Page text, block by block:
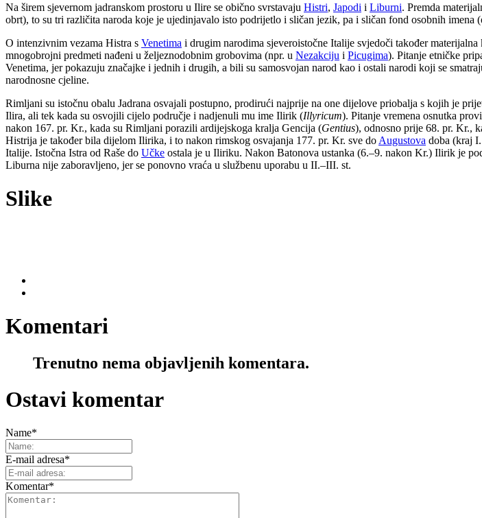
Na širem sjevernom jadranskom prostoru u Ilire se obično svrstavaju Histri, Japodi i Liburni. Premda
obrt), to su tri različita naroda koje je ujedinjavalo isto podrijetlo i sličan jezik, pa i sličan fond osobnih imena
O intenzivnim vezama Histra s Venetima i drugim narodima sjeveroistočne Italije svjedoči također materijalna
mnogobrojni predmeti nađeni u željeznodobnim grobovima (npr. u Nezakciju i Picugima). Pitanje etničke
Venetima, jer pokazuju značajke i jednih i drugih, a bili su samosvojan narod kao i ostali narodi koji se
narodnosne cjeline.
Rimljani su istočnu obalu Jadrana osvajali postupno, prodirući najprije na one dijelove priobalja s kojih je
Ilira, ali tek kada su osvojili cijelo područje i nadjenuli mu ime Ilirik (Illyricum). Pitanje vremena osnutka
nakon 167. pr. Kr., kada su Rimljani porazili ardijejskoga kralja Gencija (Gentius), odnosno prije 68. pr. Kr.,
Histrija je također bila dijelom Ilirika, i to nakon rimskog osvajanja 177. pr. Kr. sve do Augustova doba (kraj
Italije. Istočna Istra od Raše do Učke ostala je u Iliriku. Nakon Batonova ustanka (6.–9. nakon Kr.) Ilirik je
Liburna nije zaboravljeno, jer se ponovno vraća u službenu uporabu u II.–III. st.
Slike
Komentari
Trenutno nema objavljenih komentara.
Ostavi komentar
Name*
E-mail adresa*
Komentar*